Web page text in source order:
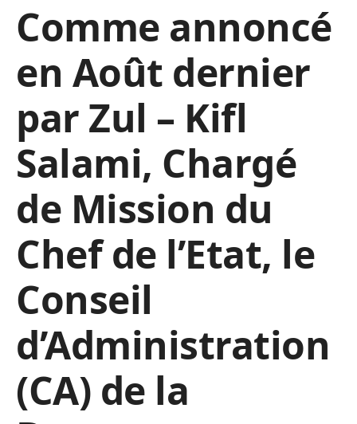
Comme annoncé
en Août dernier
par Zul – Kifl
Salami, Chargé
de Mission du
Chef de l’Etat, le
Conseil
d’Administration
(CA) de la